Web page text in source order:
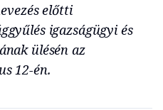
előtti
igazságügyi és
ülésén az
12-én.